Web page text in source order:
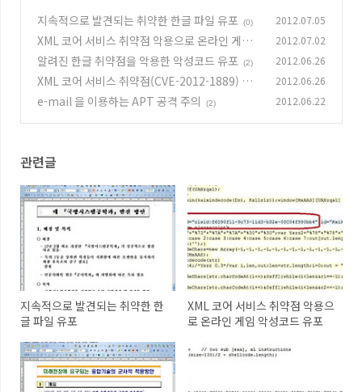
지속적으로 발견되는 취약한 한글 파일 유포
(0) 2012.07.05
XML 코어 서비스 취약점 악용으로 온라인 게임
악성코드 유포
(0)
2012.07.02
알려진 한글 취약점을 악용한 악성코드 유포 (2) 2012.06.26
XML 코어 서비스 취약점(CVE-2012-1889) 악
용 증가 (0)
2012.06.26
e-mail 을 이용하는 APT 공격 주의 (2) 2012.06.22
관련글
지속적으로 발견되는 취약한 한
글 파일 유포
XML 코어 서비스 취약점 악용으
로 온라인 게임 악성코드 유포